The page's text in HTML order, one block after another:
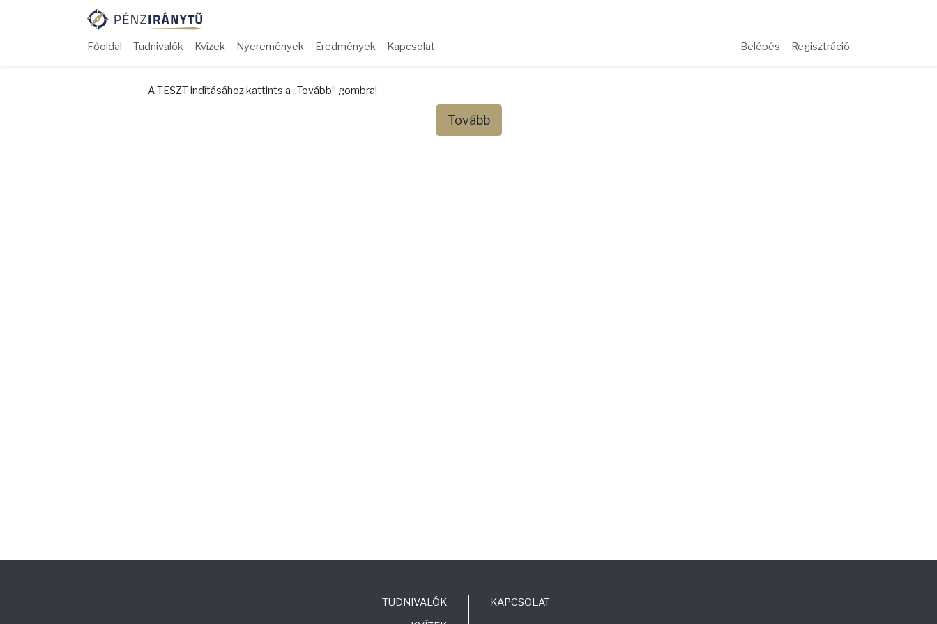
Főoldal Tudnivalók Kvízek Nyeremények Eredmények Kapcsolat Belépés Regisztráció
A TESZT indításához kattints a „Tovább” gombra!
Tovább
TUDNIVALÓK
KAPCSOLAT